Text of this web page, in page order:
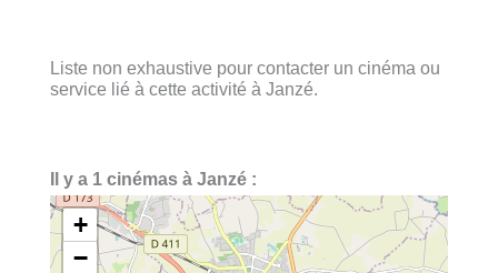
Liste non exhaustive pour contacter un cinéma ou
service lié à cette activité à Janzé.
Il y a 1 cinémas à Janzé :
+
−